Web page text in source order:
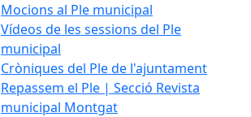
Mocions al Ple municipal
Vídeos de les sessions del Ple
municipal
Cròniques del Ple de l'ajuntament
Repassem el Ple | Secció Revista
municipal Montgat